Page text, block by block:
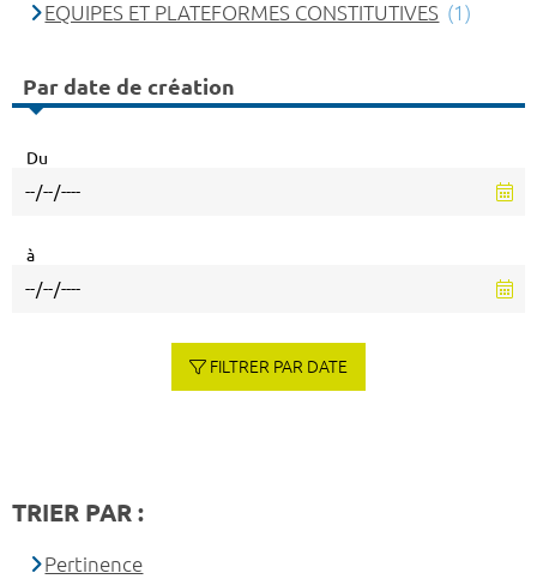
EQUIPES ET PLATEFORMES CONSTITUTIVES (1)
Par date de création
Du
à
FILTRER PAR DATE
TRIER PAR :
Pertinence